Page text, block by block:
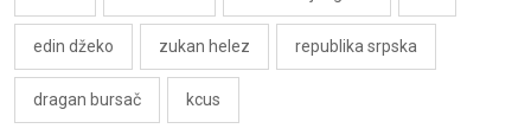
edin džeko zukan helez republika srpska
dragan bursač kcus